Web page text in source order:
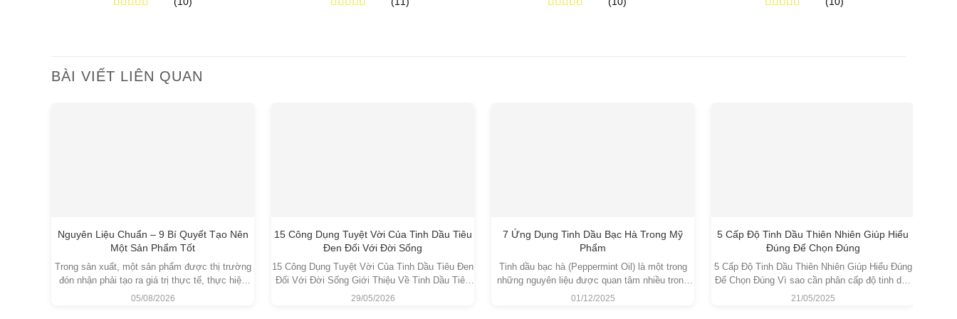
BÀI VIẾT LIÊN QUAN
Nguyên Liệu Chuẩn – 9 Bí Quyết Tạo Nên
Một Sản Phẩm Tốt
Trong sản xuất, một sản phẩm được thị trường
đón nhận phải tạo ra giá trị thực tế, thực hiện
đúng công dụng và duy trì chất lượng trong quá
05/08/2026
15 Công Dụng Tuyệt Vời Của Tinh Dầu Tiêu
Đen Đối Với Đời Sống
15 Công Dụng Tuyệt Vời Của Tinh Dầu Tiêu Đen
Đối Với Đời Sống Giới Thiệu Về Tinh Dầu Tiêu
Đen – Black Pepper Essential Oil Tinh dầu Tiêu
29/05/2026
7 Ứng Dụng Tinh Dầu Bạc Hà Trong Mỹ
Phẩm
Tinh dầu bạc hà (Peppermint Oil) là một trong
những nguyên liệu được quan tâm nhiều trong
lĩnh vực mỹ phẩm và chăm sóc da do vừa có
01/12/2025
5 Cấp Độ Tinh Dầu Thiên Nhiên Giúp Hiểu
Đúng Để Chọn Đúng
5 Cấp Độ Tinh Dầu Thiên Nhiên Giúp Hiểu Đúng
Để Chọn Đúng Vì sao cần phân cấp độ tinh dầu
thiên nhiên? Trong những năm gần đây, nhu cầu
21/05/2025